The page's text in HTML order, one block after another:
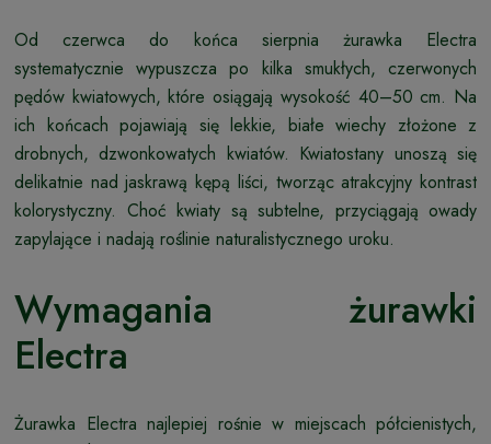
Od czerwca do końca sierpnia żurawka Electra
systematycznie wypuszcza po kilka smukłych, czerwonych
pędów kwiatowych, które osiągają wysokość 40–50 cm. Na
ich końcach pojawiają się lekkie, białe wiechy złożone z
drobnych, dzwonkowatych kwiatów. Kwiatostany unoszą się
delikatnie nad jaskrawą kępą liści, tworząc atrakcyjny kontrast
kolorystyczny. Choć kwiaty są subtelne, przyciągają owady
zapylające i nadają roślinie naturalistycznego uroku.
Wymagania żurawki
Electra
Żurawka Electra najlepiej rośnie w miejscach półcienistych,